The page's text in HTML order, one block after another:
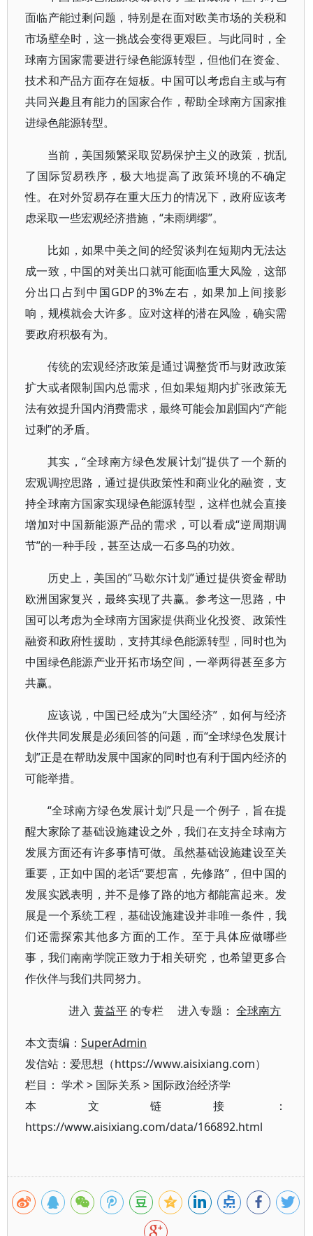
面临产能过剩问题，特别是在面对欧美市场的关税和
市场壁垒时，这一挑战会变得更艰巨。与此同时，全
球南方国家需要进行绿色能源转型，但他们在资金、
技术和产品方面存在短板。中国可以考虑自主或与有
共同兴趣且有能力的国家合作，帮助全球南方国家推
进绿色能源转型。
当前，美国频繁采取贸易保护主义的政策，扰乱
了国际贸易秩序，极大地提高了政策环境的不确定
性。在对外贸易存在重大压力的情况下，政府应该考
虑采取一些宏观经济措施，“未雨绸缪”。
比如，如果中美之间的经贸谈判在短期内无法达
成一致，中国的对美出口就可能面临重大风险，这部
分出口占到中国GDP的3%左右，如果加上间接影
响，规模就会大许多。应对这样的潜在风险，确实需
要政府积极有为。
传统的宏观经济政策是通过调整货币与财政政策
扩大或者限制国内总需求，但如果短期内扩张政策无
法有效提升国内消费需求，最终可能会加剧国内“产能
过剩”的矛盾。
其实，“全球南方绿色发展计划”提供了一个新的
宏观调控思路，通过提供政策性和商业化的融资，支
持全球南方国家实现绿色能源转型，这样也就会直接
增加对中国新能源产品的需求，可以看成“逆周期调
节”的一种手段，甚至达成一石多鸟的功效。
历史上，美国的“马歇尔计划”通过提供资金帮助
欧洲国家复兴，最终实现了共赢。参考这一思路，中
国可以考虑为全球南方国家提供商业化投资、政策性
融资和政府性援助，支持其绿色能源转型，同时也为
中国绿色能源产业开拓市场空间，一举两得甚至多方
共赢。
应该说，中国已经成为“大国经济”，如何与经济
伙伴共同发展是必须回答的问题，而“全球绿色发展计
划”正是在帮助发展中国家的同时也有利于国内经济的
可能举措。
“全球南方绿色发展计划”只是一个例子，旨在提
醒大家除了基础设施建设之外，我们在支持全球南方
发展方面还有许多事情可做。虽然基础设施建设至关
重要，正如中国的老话“要想富，先修路”，但中国的
发展实践表明，并不是修了路的地方都能富起来。发
展是一个系统工程，基础设施建设并非唯一条件，我
们还需探索其他多方面的工作。至于具体应做哪些
事，我们南南学院正致力于相关研究，也希望更多合
作伙伴与我们共同努力。
进入黄益平 的专栏 进入专题：全球南方
本文责编： SuperAdmin
发信站：爱思想（https://www.aisixiang.com）
栏目： 学术> 国际关系> 国际政治经济学
本文链接：
https://www.aisixiang.com/data/166892.html